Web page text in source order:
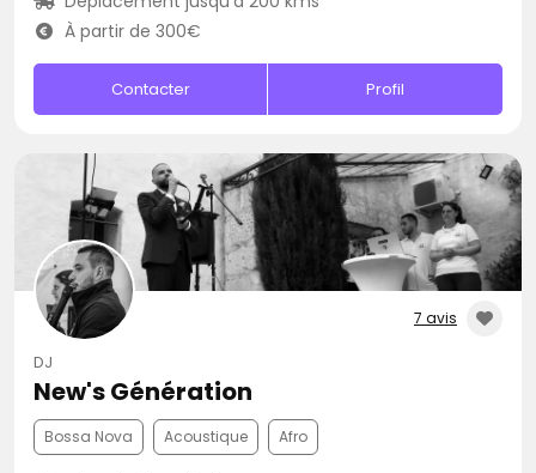
À partir de 300€
Contacter Profil
7 avis
DJ
New's Génération
Bossa Nova Acoustique Afro